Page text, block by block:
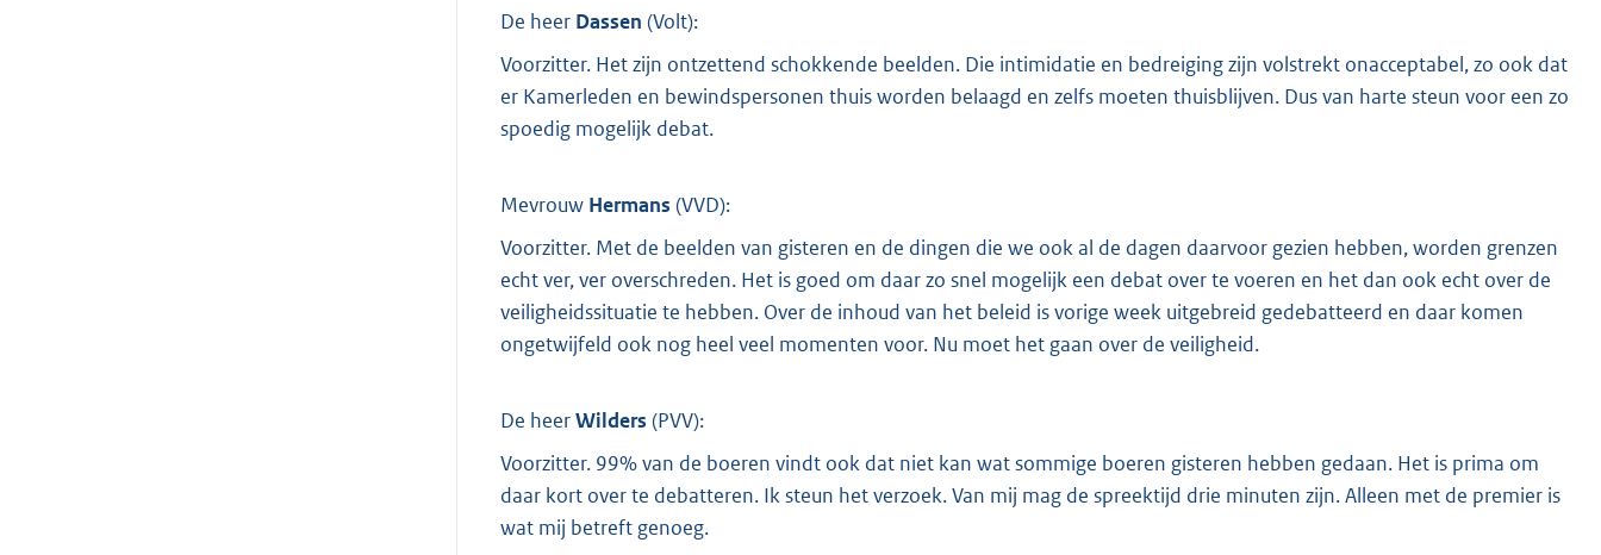
De heer Dassen (Volt):
Voorzitter. Het zijn ontzettend schokkende beelden. Die intimidatie en bedreiging zijn volstrekt onacceptabel, zo ook dat
er Kamerleden en bewindspersonen thuis worden belaagd en zelfs moeten thuisblijven. Dus van harte steun voor een zo
spoedig mogelijk debat.
Mevrouw Hermans (VVD):
Voorzitter. Met de beelden van gisteren en de dingen die we ook al de dagen daarvoor gezien hebben, worden grenzen
echt ver, ver overschreden. Het is goed om daar zo snel mogelijk een debat over te voeren en het dan ook echt over de
veiligheidssituatie te hebben. Over de inhoud van het beleid is vorige week uitgebreid gedebatteerd en daar komen
ongetwijfeld ook nog heel veel momenten voor. Nu moet het gaan over de veiligheid.
De heerWilders (PVV):
Voorzitter. 99% van de boeren vindt ook dat niet kan wat sommige boeren gisteren hebben gedaan. Het is prima om
daar kort over te debatteren. Ik steun het verzoek. Van mij mag de spreektijd drie minuten zijn. Alleen met de premier is
wat mij betreft genoeg.